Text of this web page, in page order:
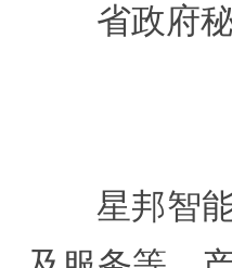
省政府
星邦智